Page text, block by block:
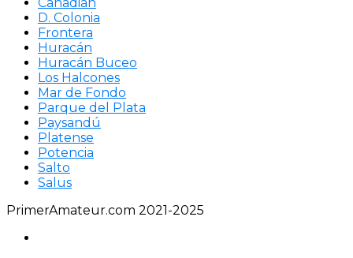
D. Colonia
Frontera
Huracán
Huracán Buceo
Los Halcones
Mar de Fondo
Parque del Plata
Paysandú
Platense
Potencia
Salto
Salus
PrimerAmateur.com 2021-2025